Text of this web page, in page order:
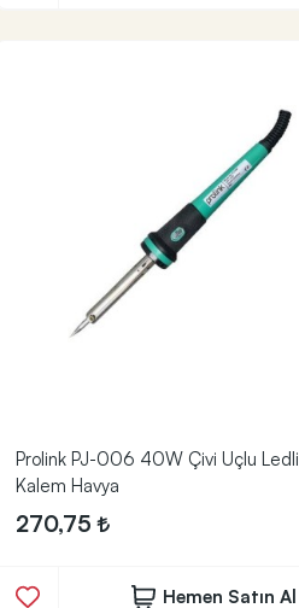
Prolink PJ-006 40W Çivi Uçlu Ledli
Kalem Havya
270,75
Hemen Satın Al